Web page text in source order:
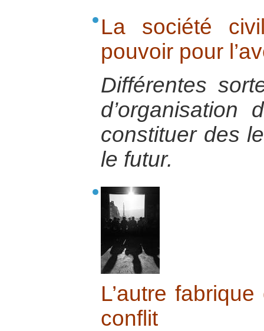
La société
pouvoir pour
Différentes
d’organisation
constituer des
le futur.
L’autre
conflit